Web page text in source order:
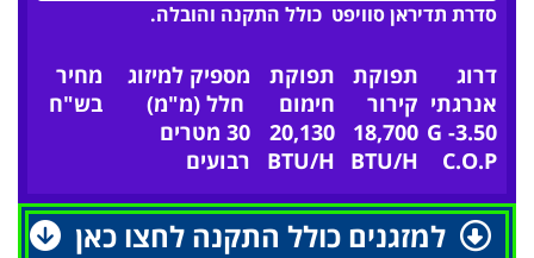
סדרת תדיראן סוויפט כולל התקנה והובלה.
דרוג
אנרגתי
תפוקת
קירור
תפוקת
חימום
מספיק למיזוג
חלל (מ"מ)
מחיר
בש"ח
G -3.50
C.O.P
18,700
BTU/H
20,130
BTU/H
30 מטרים
רבועים
למזגנים כולל התקנה לחצו כאן